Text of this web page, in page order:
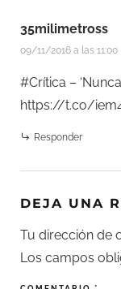
35milimetross
09/11/2016 a las 11:00
#Crítica –
https://t.co/
Responder
DEJA UNA
Tu dirección de
Los campos